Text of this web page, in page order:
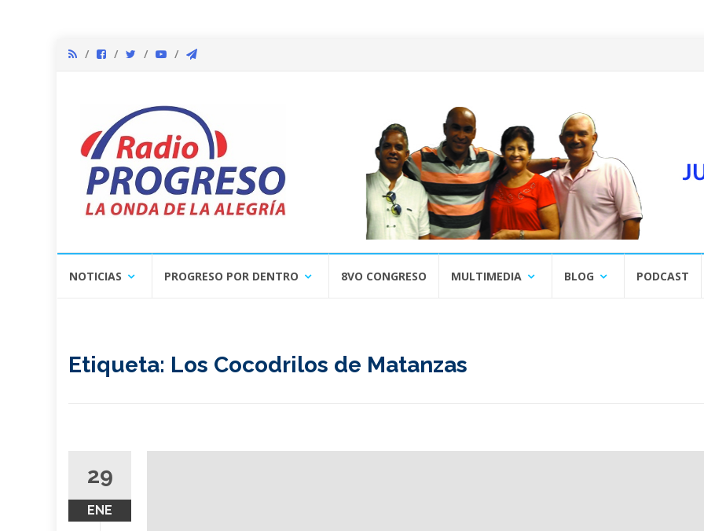
NOTICIAS PROGRESO POR DENTRO 8VO CONGRESO MULTIMEDIA BLOG PODCAST
Etiqueta: Los Cocodrilos de Matanzas
29
ENE